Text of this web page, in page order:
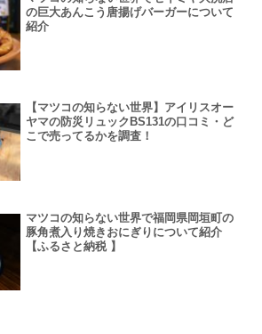
の巨大あんこう唐揚げバーガーについて
紹介
【マツコの知らない世界】アイリスオー
ヤマの防災リュックBS131の口コミ・ど
こで売ってるかを調査！
マツコの知らない世界で福岡県岡垣町の
豚角煮入り焼きおにぎりについて紹介
【ふるさと納税 】